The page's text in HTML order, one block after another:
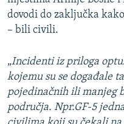
dovodi do zaključka
– bili civili.
„Incidenti iz priloga
kojemu su se događale
pojedinačnih ili manjeg
područja. Npr.GF-5